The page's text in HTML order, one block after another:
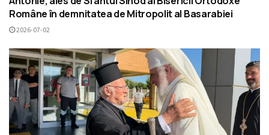
Române în demnitatea de Mitropolit al Basarabiei
2026-07-02